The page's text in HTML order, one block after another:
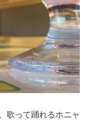
歌って踊れるホニャ